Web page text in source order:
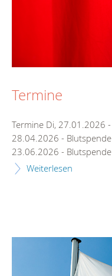
Termine
Termine Di, 27.01.2026
28.04.2026 -
23.06.2026 -
Weiterlesen